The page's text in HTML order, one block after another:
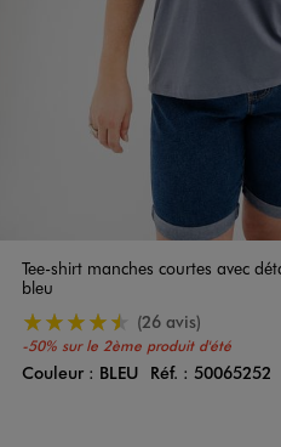
Tee-shirt manches courtes avec
bleu
-50% sur le 2ème produit d'été
4.5/5 de moyenne
(26 avis)
Couleur
Couleur : BLEU Réf. : 50065252